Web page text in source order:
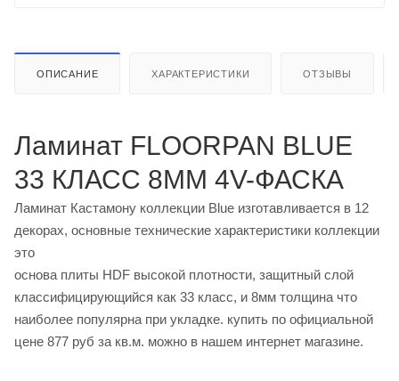
ОПИСАНИЕ ХАРАКТЕРИСТИКИ ОТЗЫВЫ
Ламинат FLOORPAN BLUE
33 КЛАСС 8ММ 4V-ФАСКА
Ламинат Кастамону коллекции Blue изготавливается в 12
декорах, основные технические характеристики коллекции
это
основа плиты HDF высокой плотности, защитный слой
классифицирующийся как 33 класс, и 8мм толщина что
наиболее популярна при укладке. купить по официальной
цене 877 руб за кв.м. можно в нашем интернет магазине.